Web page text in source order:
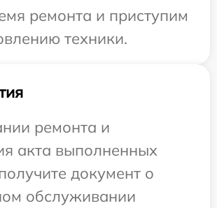
ремонта и приступим
техники.
ремонта и
акта выполненных
документ о
обслуживании